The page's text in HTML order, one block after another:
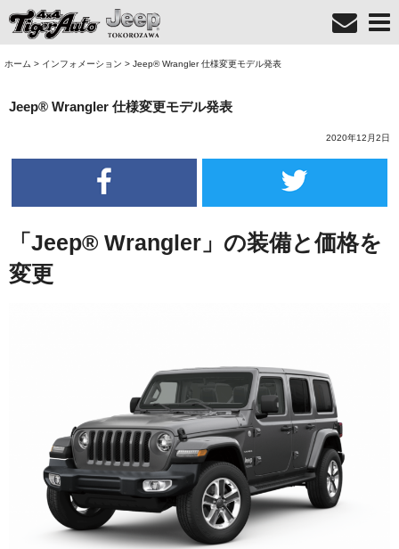
ホーム > インフォメーション > Jeep® Wrangler 仕様変更モデル発表
Jeep® Wrangler 仕様変更モデル発表
2020年12月2日
「Jeep® Wrangler」の装備と価格を
変更